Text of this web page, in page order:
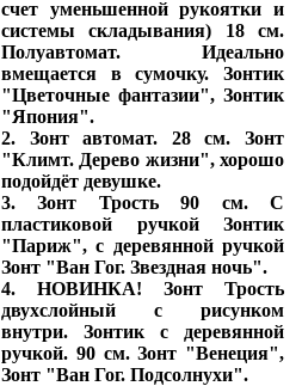
счет уменьшенной рукоятки и
системы складывания) 18 см.
Полуавтомат. Идеально
вмещается в сумочку. Зонтик
"Цветочные фантазии", Зонтик
"Япония".
2. Зонт автомат. 28 см. Зонт
"Климт. Дерево жизни", хорошо
подойдёт девушке.
3. Зонт Трость 90 см. С
пластиковой ручкой Зонтик
"Париж", с деревянной ручкой
Зонт "Ван Гог. Звездная ночь".
4. НОВИНКА! Зонт Трость
двухслойный с рисунком
внутри. Зонтик с деревянной
ручкой. 90 см. Зонт "Венеция",
Зонт "Ван Гог. Подсолнухи".